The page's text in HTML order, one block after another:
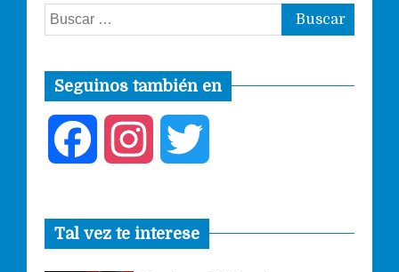
Buscar:
Seguinos también en
c s i
Tal vez te interese